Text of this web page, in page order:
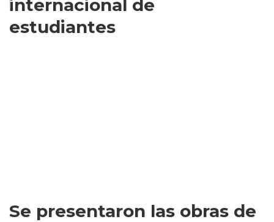
internacional de
estudiantes
Se presentaron las obras de